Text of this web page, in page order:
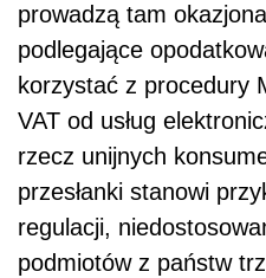
prowadzą tam
podlegające
korzystać z procedury
VAT od usług
rzecz unijnych
przesłanki stanowi
regulacji,
podmiotów z państw